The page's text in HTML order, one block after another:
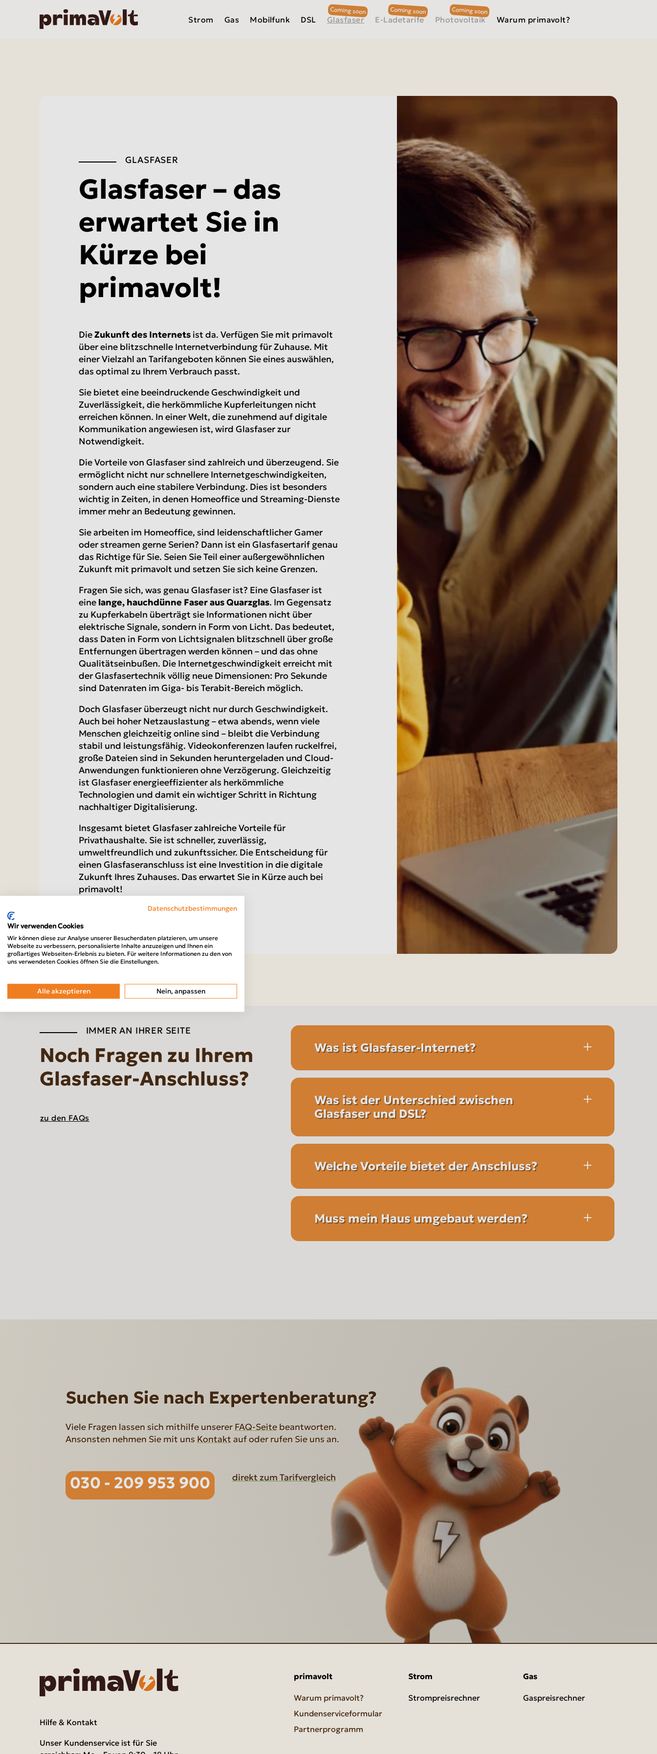
Strom Gas Mobilfunk DSL Glasfaser E-Ladetarife Photovoltaik Warum primavolt?
GLASFASER
Glasfaser – das
erwartet Sie in
Kürze bei
primavolt!
DieZukunft des Internetsist da. Verfügen Sie mit primavolt
über eine blitzschnelle Internetverbindung für Zuhause. Mit
einer Vielzahl an Tarifangeboten können Sie eines auswählen,
das optimal zu Ihrem Verbrauch passt.
Sie bietet eine beeindruckende Geschwindigkeit und
Zuverlässigkeit, die herkömmliche Kupferleitungen nicht
erreichen können. In einer Welt, die zunehmend auf digitale
Kommunikation angewiesen ist, wird Glasfaser zur
Notwendigkeit.
Die Vorteile von Glasfaser sind zahlreich und überzeugend. Sie
ermöglicht nicht nur schnellere Internetgeschwindigkeiten,
sondern auch eine stabilere Verbindung. Dies ist besonders
wichtig in Zeiten, in denen Homeoffice und Streaming-Dienste
immer mehr an Bedeutung gewinnen.
Sie arbeiten im Homeoffice, sind leidenschaftlicher Gamer
oder streamen gerne Serien? Dann ist ein Glasfasertarif genau
das Richtige für Sie. Seien Sie Teil einer außergewöhnlichen
Zukunft mit primavolt und setzen Sie sich keine Grenzen.
Fragen Sie sich, was genau Glasfaser ist? Eine Glasfaser ist
einelange, hauchdünne Faser aus Quarzglas. Im Gegensatz
zu Kupferkabeln überträgt sie Informationen nicht über
elektrische Signale, sondern in Form von Licht. Das bedeutet,
dass Daten in Form von Lichtsignalen blitzschnell über große
Entfernungen übertragen werden können – und das ohne
Qualitätseinbußen. Die Internetgeschwindigkeit erreicht mit
der Glasfasertechnik völlig neue Dimensionen: Pro Sekunde
sind Datenraten im Giga- bis Terabit-Bereich möglich.
Doch Glasfaser überzeugt nicht nur durch Geschwindigkeit.
Auch bei hoher Netzauslastung – etwa abends, wenn viele
Menschen gleichzeitig online sind – bleibt die Verbindung
stabil und leistungsfähig. Videokonferenzen laufen ruckelfrei,
große Dateien sind in Sekunden heruntergeladen und Cloud-
Anwendungen funktionieren ohne Verzögerung. Gleichzeitig
ist Glasfaser energieeffizienter als herkömmliche
Technologien und damit ein wichtiger Schritt in Richtung
nachhaltiger Digitalisierung.
Insgesamt bietet Glasfaser zahlreiche Vorteile für
Privathaushalte. Sie ist schneller, zuverlässig,
umweltfreundlich und zukunftssicher. Die Entscheidung für
einen Glasfaseranschluss ist eine Investition in die digitale
Zukunft Ihres Zuhauses. Das erwartet Sie in Kürze auch bei
primavolt!
IMMER AN IHRER SEITE
Noch Fragen zu Ihrem
Glasfaser-Anschluss?
zu den FAQs
Was ist Glasfaser-Internet?
Was ist der Unterschied zwischen
Glasfaser und DSL?
Welche Vorteile bietet der Anschluss?
Muss mein Haus umgebaut werden?
Suchen Sie nach Expertenberatung?
Viele Fragen lassen sich mithilfe unsererFAQ-Seite beantworten.
Ansonsten nehmen Sie mit uns Kontakt auf oder rufen Sie uns an.
030 - 209 953 900 direkt zum Tarifvergleich
Hilfe & Kontakt
Unser Kundenservice ist für Sie
primavolt
Warum primavolt?
Kundenserviceformular
Partnerprogramm
Strom
Strompreisrechner
Gas
Gaspreisrechner
Datenschutzbestimmungen
Wir verwenden Cookies
Wir können diese zur Analyse unserer Besucherdaten platzieren, um unsere
Webseite zu verbessern, personalisierte Inhalte anzuzeigen und Ihnen ein
großartiges Webseiten-Erlebnis zu bieten. Für weitere Informationen zu den von
uns verwendeten Cookies öffnen Sie die Einstellungen.
Alle akzeptieren Nein, anpassen